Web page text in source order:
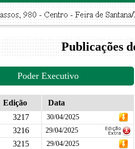
Publicações
Poder Executivo
Edição
Data
3217 30/04/2025
3216 29/04/2025
3215 29/04/2025